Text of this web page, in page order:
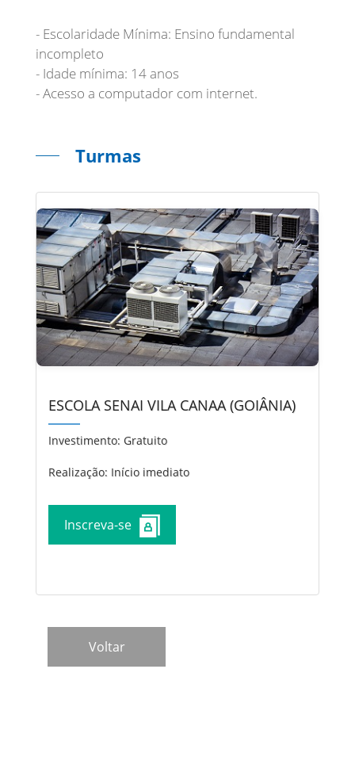
- Escolaridade Mínima: Ensino fundamental
incompleto
- Idade mínima: 14 anos
- Acesso a computador com internet.
Turmas
ESCOLA SENAI VILA CANAA (GOIÂNIA)
Investimento: Gratuito
Realização: Início imediato
Inscreva-se